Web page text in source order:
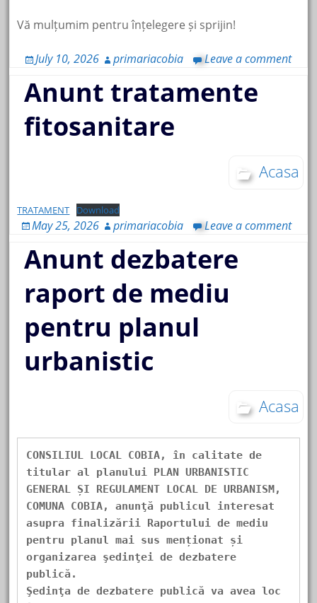
Vă mulțumim pentru înțelegere și sprijin!
July 10, 2026 primariacobia Leave a comment
Anunt tratamente
fitosanitare
Acasa
TRATAMENT Download
May 25, 2026 primariacobia Leave a comment
Anunt dezbatere
raport de mediu
pentru planul
urbanistic
Acasa
CONSILIUL LOCAL COBIA, în calitate de
titular al planului PLAN URBANISTIC
GENERAL ȘI REGULAMENT LOCAL DE URBANISM,
COMUNA COBIA, anunţă publicul interesat
asupra finalizării Raportului de mediu
pentru planul mai sus menționat și
organizarea şedinţei de dezbatere
publică.
Şedinţa de dezbatere publică va avea loc